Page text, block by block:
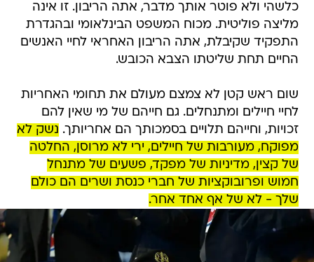
כלשהי ולא פוטר אותך מדבר, אתה הריבון. זו אינה
מליצה פוליטית. מכוח המשפט הבינלאומי ובהגדרת
התפקיד שקיבלת, אתה הריבון האחראי לחיי האנשים
החיים תחת שליטתו הצבא הכובש.
שום ראש קטן לא צמצם מעולם את תחומי האחריות
לחיי חיילים ומתנחלים. גם חייהם של מי שאין להם
זכויות, וחייהם תלויים בסמכותך הם אחריותך. נשק לא
מפוקח, מעורבות של חיילים, ירי לא מרוסן, החלטה
של קצין, מדיניות של מפקד, פשעים של מתנחל
חמוש ופרובוקציות של חברי כנסת ושרים הם כולם
שלך - לא של אף אחד אחר.